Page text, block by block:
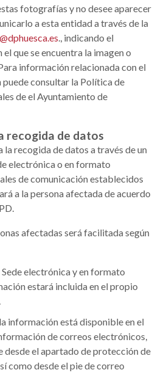
fotografías y no desee aparecer
a esta entidad a través de la
., indicando el
que se encuentra la imagen o
información relacionada con el
consultar la Política de
de el Ayuntamiento de
recogida de datos
la recogida de datos a través de un
electrónica o en formato
de comunicación establecidos
a la persona afectada de acuerdo
afectadas será facilitada según
electrónica y en formato
estará incluida en el propio
información está disponible en el
de correos electrónicos,
desde el apartado de protección de
como desde el pie de correo